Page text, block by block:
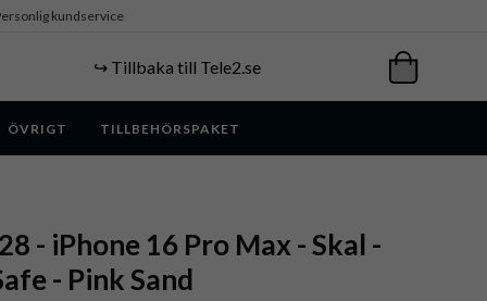
kundservice
↪️ Tillbaka till Tele2.se
ÖVRIGT TILLBEHÖRSPAKET
- iPhone 16 Pro Max - Skal -
- Pink Sand